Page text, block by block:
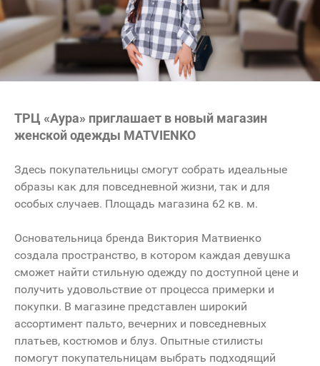
ТРЦ «Аура» приглашает в новый магазин
женской одежды MATVIENKO
Здесь покупательницы смогут собрать идеальные
образы как для повседневной жизни, так и для
особых случаев. Площадь магазина 62 кв. м.
Основательница бренда Виктория Матвиенко
создала пространство, в котором каждая девушка
сможет найти стильную одежду по доступной цене и
получить удовольствие от процесса примерки и
покупки. В магазине представлен широкий
ассортимент пальто, вечерних и повседневных
платьев, костюмов и блуз. Опытные стилисты
помогут покупательницам выбрать подходящий